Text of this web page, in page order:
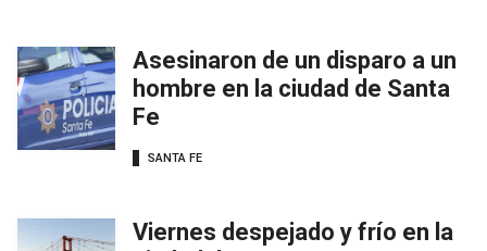
Asesinaron de un disparo a un
hombre en la ciudad de Santa
Fe
SANTA FE
Viernes despejado y frío en la